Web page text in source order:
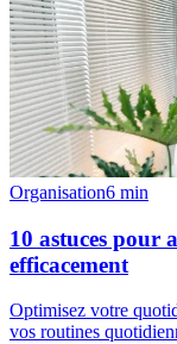
Organisation6 min
10 astuces pour
efficacement
Optimisez votre
vos routines